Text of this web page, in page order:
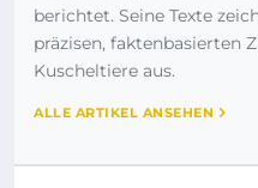
berichtet. Seine Texte
präzisen, faktenbasierten
Kuscheltiere aus.
ALLE ARTIKEL ANSEHEN